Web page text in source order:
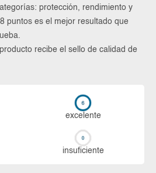
protección, rendimiento y
puntos es el mejor resultado que
recibe el sello de calidad de
ex­ce­len­te
in­su­fi­cien­te